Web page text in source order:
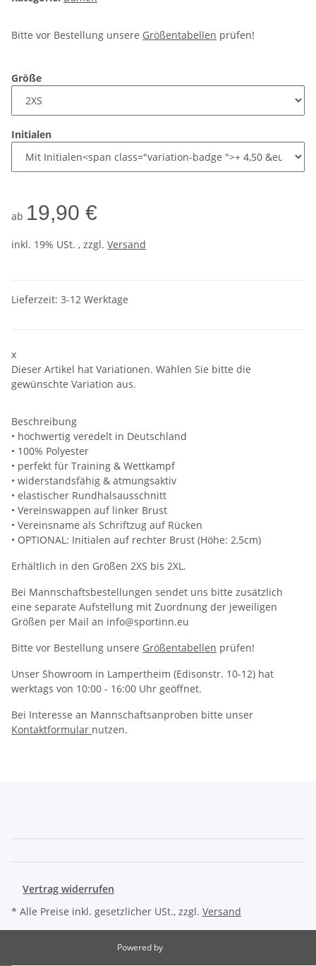
Bitte vor Bestellung unsere Größentabellen prüfen!
Größe
Initialen
ab 19,90 €
inkl. 19% USt. , zzgl. Versand
Lieferzeit: 3-12 Werktage
x
Dieser Artikel hat Variationen. Wählen Sie bitte die
gewünschte Variation aus.
Beschreibung
• hochwertig veredelt in Deutschland
• 100% Polyester
• perfekt für Training & Wettkampf
• widerstandsfähig & atmungsaktiv
• elastischer Rundhalsausschnitt
• Vereinswappen auf linker Brust
• Vereinsname als Schriftzug auf Rücken
• OPTIONAL: Initialen auf rechter Brust (Höhe: 2,5cm)
Erhältlich in den Größen 2XS bis 2XL.
Bei Mannschaftsbestellungen sendet uns bitte zusätzlich
eine separate Aufstellung mit Zuordnung der jeweiligen
Größen per Mail an info@sportinn.eu
Bitte vor Bestellung unsere Größentabellen prüfen!
Unser Showroom in Lampertheim (Edisonstr. 10-12) hat
werktags von 10:00 - 16:00 Uhr geöffnet.
Bei Interesse an Mannschaftsanproben bitte unser
Kontaktformular nutzen.
Vertrag widerrufen
* Alle Preise inkl. gesetzlicher USt., zzgl. Versand
Powered by